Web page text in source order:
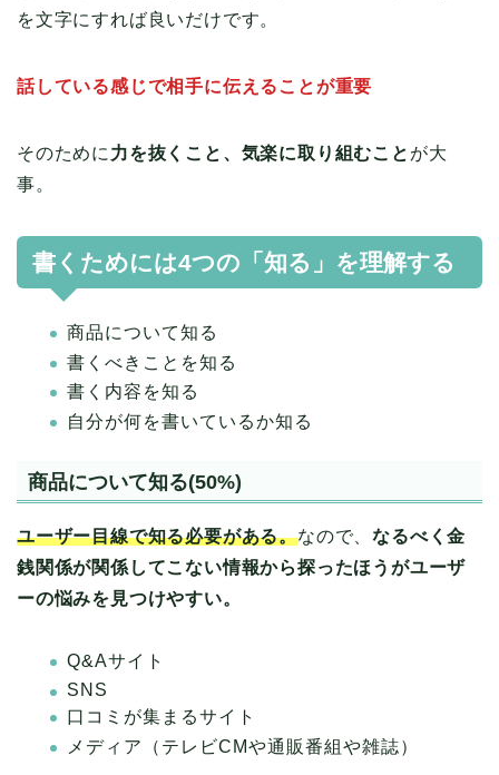
を文字にすれば良いだけです。
話している感じで相手に伝えることが重要
そのために 力を抜くこと、気楽に取り組むこと が大
事。
書くためには4つの「知る」を理解する
商品について知る
書くべきことを知る
書く内容を知る
自分が何を書いているか知る
商品について知る(50%)
ユーザー目線で知る必要がある。なので、なるべく金
銭関係が関係してこない情報から探ったほうがユーザ
ーの悩みを見つけやすい。
Q&Aサイト
SNS
口コミが集まるサイト
メディア（テレビCMや通販番組や雑誌）